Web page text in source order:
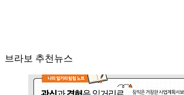
브라보 추천뉴스